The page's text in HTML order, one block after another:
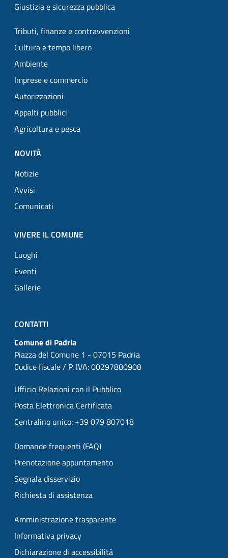
Giustizia e sicurezza pubblica
Tributi, finanze e contravvenzioni
Cultura e tempo libero
Ambiente
Imprese e commercio
Autorizzazioni
Appalti pubblici
Agricoltura e pesca
NOVITÀ
Notizie
Avvisi
Comunicati
VIVERE IL COMUNE
Luoghi
Eventi
Gallerie
CONTATTI
Comune di Padria
Piazza del Comune 1 - 07015 Padria
Codice fiscale / P. IVA: 00297880908
Ufficio Relazioni con il Pubblico
Posta Elettronica Certificata
Centralino unico: +39 079 807018
Domande frequenti (FAQ)
Prenotazione appuntamento
Segnala disservizio
Richiesta di assistenza
Amministrazione trasparente
Informativa privacy
Dichiarazione di accessibilità